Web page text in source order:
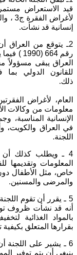
قيد الاستعراض
إنسانية قد
2ـ يتوقع من العراق
رقم 664
العراق يبقى مسؤولاً
للقانون الدولي بما
معلومات من وكالات
الإنسانية المناسبة،
في العراق والكويت،
اللجنة.
4 ـ ويطلب كذلك
المعلومات وتقديمها
خاص، مثل الأطفال
والمرضى
5 ـ يقرر أن تقوم
أنه قد نشأت ظروف
بالمواد الغذائية
بقرارها المتعلق بكيفية
6 ـ يشير على اللجنة
ينبغي أن يتم توفير